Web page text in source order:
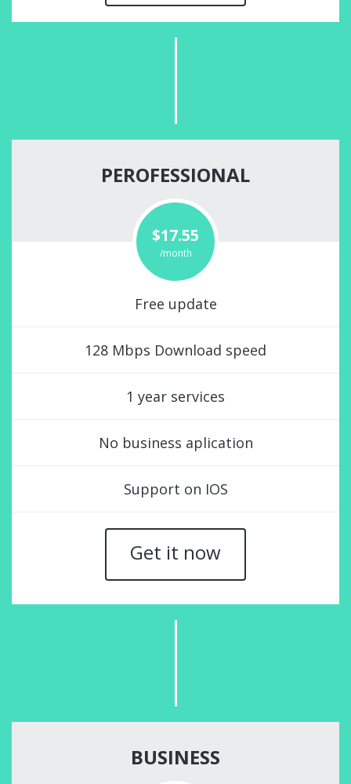
PEROFESSIONAL
$17.55
/month
Free update
128 Mbps Download speed
1 year services
No business aplication
Support on IOS
Get it now
BUSINESS